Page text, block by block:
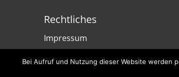
Rechtliches
Impressum
Bei Aufruf und Nutzung dieser Website werden